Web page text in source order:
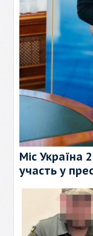
Міс Україна
участь у